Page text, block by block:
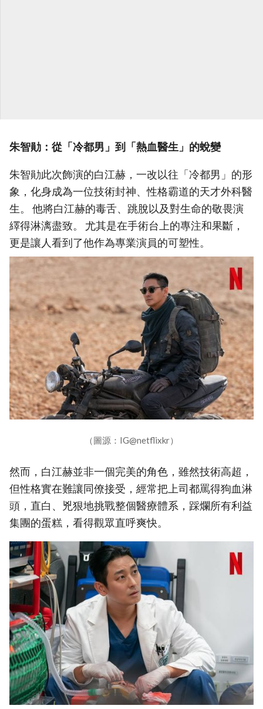
朱智勛：從「冷都男」到「熱血醫生」的蛻變
朱智勛此次飾演的白江赫，一改以往「冷都男」的形
象，化身成為一位技術封神、性格霸道的天才外科醫
生。 他將白江赫的毒舌、跳脫以及對生命的敬畏演
繹得淋漓盡致。 尤其是在手術台上的專注和果斷，
更是讓人看到了他作為專業演員的可塑性。
（圖源：IG@netflixkr）
然而，白江赫並非一個完美的角色，雖然技術高超，
但性格實在難讓同僚接受，經常把上司都罵得狗血淋
頭，直白、兇狠地挑戰整個醫療體系，踩爛所有利益
集團的蛋糕，看得觀眾直呼爽快。